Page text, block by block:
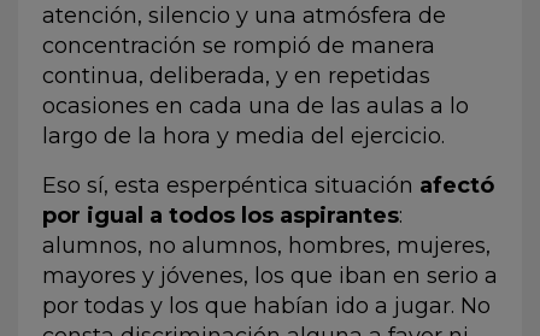
atención, silencio y una atmósfera de
concentración se rompió de manera
continua, deliberada, y en repetidas
ocasiones en cada una de las aulas a lo
largo de la hora y media del ejercicio.
Eso sí, esta esperpéntica situación afectó
por igual a todos los aspirantes:
alumnos, no alumnos, hombres, mujeres,
mayores y jóvenes, los que iban en serio a
por todas y los que habían ido a jugar. No